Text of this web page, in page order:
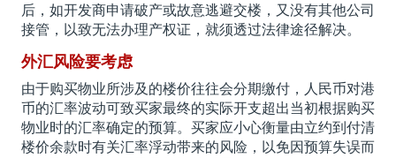
后，如开发商申请破产或故意逃避交楼，又没有其他公司
接管，以致无法办理产权证，就须透过法律途径解决。
外汇风险要考虑
由于购买物业所涉及的楼价往往会分期缴付，人民币对港
币的汇率波动可致买家最终的实际开支超出当初根据购买
物业时的汇率确定的预算。买家应小心衡量由立约到付清
楼价余款时有关汇率浮动带来的风险，以免因预算失误而